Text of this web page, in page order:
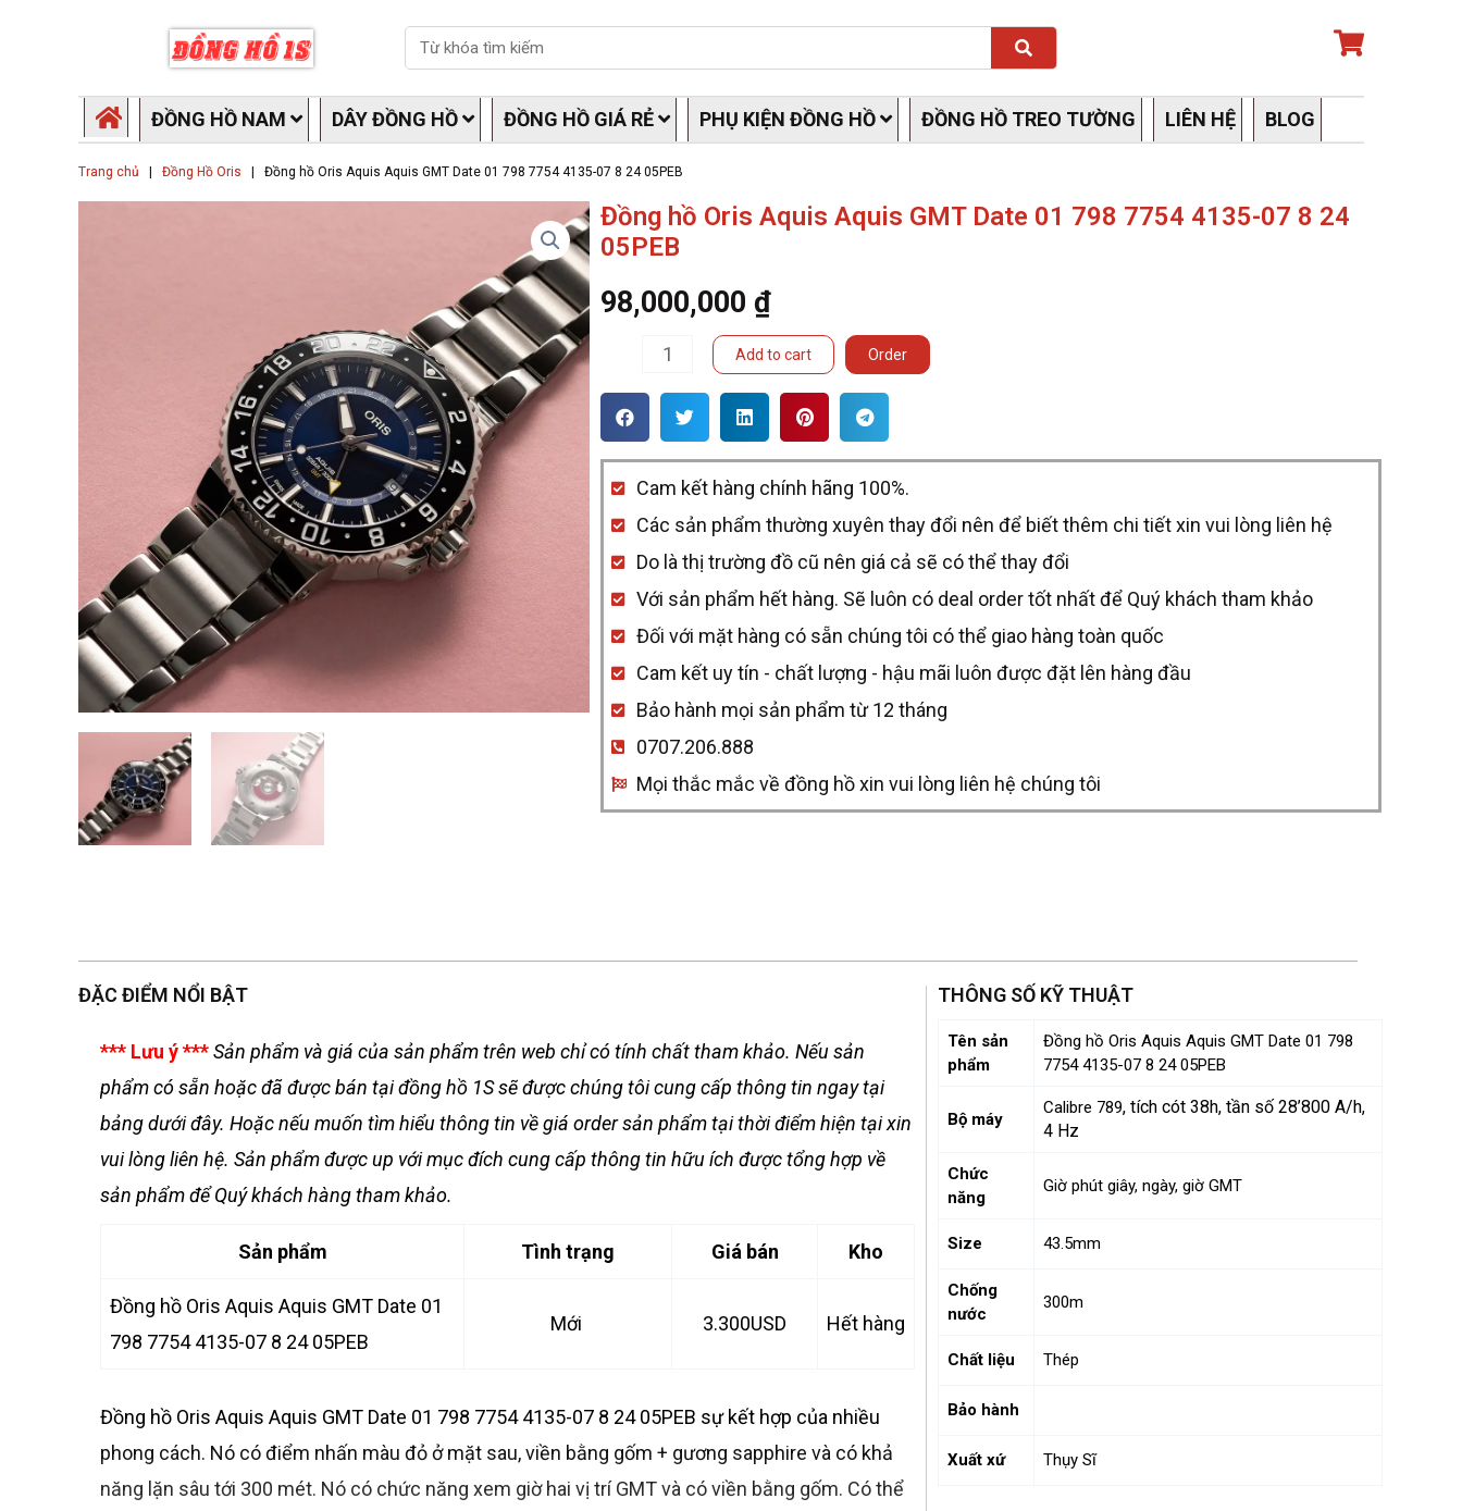
Search Search
ĐỒNG HỒ NAM DÂY ĐỒNG HỒ ĐỒNG HỒ GIÁ RẺ PHỤ KIỆN ĐỒNG HỒ ĐỒNG HỒ TREO TƯỜNG LIÊN HỆ BLOG
Trang chủ Đồng Hồ Oris Đồng hồ Oris Aquis Aquis GMT Date 01 798 7754 4135-07 8 24 05PEB
Đồng hồ Oris Aquis Aquis GMT Date 01 798 7754 4135-07 8 24
05PEB
98,000,000 ₫
hồ
Oris
Aquis
Aquis
GMT
Date
01
798
7754
4135-
07
24
Add to cart Order
Cam kết hàng chính hãng 100%.
Các sản phẩm thường xuyên thay đổi nên để biết thêm chi tiết xin vui lòng liên hệ
Do là thị trường đồ cũ nên giá cả sẽ có thể thay đổi
Với sản phẩm hết hàng. Sẽ luôn có deal order tốt nhất để Quý khách tham khảo
Đối với mặt hàng có sẵn chúng tôi có thể giao hàng toàn quốc
Cam kết uy tín - chất lượng - hậu mãi luôn được đặt lên hàng đầu
Bảo hành mọi sản phẩm từ 12 tháng
0707.206.888
Mọi thắc mắc về đồng hồ xin vui lòng liên hệ chúng tôi
ĐẶC ĐIỂM NỔI BẬT
*** Lưu ý ***Sản phẩm và giá của sản phẩm trên web chỉ có tính chất tham khảo. Nếu sản
phẩm có sẵn hoặc đã được bán tại đồng hồ 1S sẽ được chúng tôi cung cấp thông tin ngay tại
bảng dưới đây. Hoặc nếu muốn tìm hiểu thông tin về giá order sản phẩm tại thời điểm hiện tại xin
vui lòng liên hệ. Sản phẩm được up với mục đích cung cấp thông tin hữu ích được tổng hợp về
sản phẩm để Quý khách hàng tham khảo.
Sản phẩm Tình trạng Giá bán Kho
Đồng hồ Oris Aquis Aquis GMT Date 01
798 7754 4135-07 8 24 05PEB
Mới 3.300USD Hết hàng
Đồng hồ Oris Aquis Aquis GMT Date 01 798 7754 4135-07 8 24 05PEB sự kết hợp của nhiều
phong cách. Nó có điểm nhấn màu đỏ ở mặt sau, viền bằng gốm + gương sapphire và có khả
năng lặn sâu tới 300 mét. Nó có chức năng xem giờ hai vị trí GMT và có viền bằng gốm. Có thể
THÔNG SỐ KỸ THUẬT
Tên sản
phẩm
Đồng hồ Oris Aquis Aquis GMT Date 01 798
7754 4135-07 8 24 05PEB
Bộ máy
Calibre 789, tích cót 38h, tần số 28’800 A/h,
4 Hz
Chức
năng
Giờ phút giây, ngày, giờ GMT
Size 43.5mm
Chống
nước
300m
Chất liệu Thép
Bảo hành
Xuất xứ Thụy Sĩ